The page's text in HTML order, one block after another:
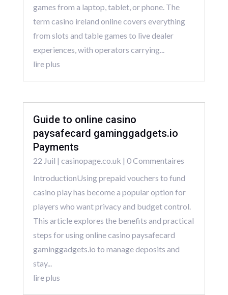
games from a laptop, tablet, or phone. The
term casino ireland online covers everything
from slots and table games to live dealer
experiences, with operators carrying...
lire plus
Guide to online casino
paysafecard gaminggadgets.io
Payments
22 Juil | casinopage.co.uk | 0 Commentaires
IntroductionUsing prepaid vouchers to fund
casino play has become a popular option for
players who want privacy and budget control.
This article explores the benefits and practical
steps for using online casino paysafecard
gaminggadgets.io to manage deposits and
stay...
lire plus